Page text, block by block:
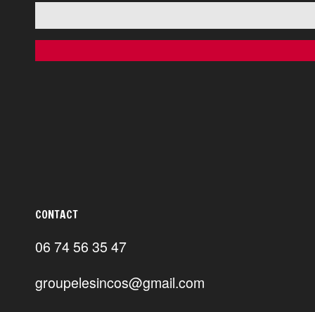
CONTACT
06 74 56 35 47
groupelesincos@gmail.com